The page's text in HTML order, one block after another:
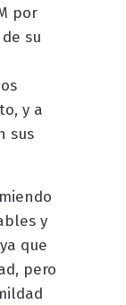
por
su
y a
sus
y
que
pero